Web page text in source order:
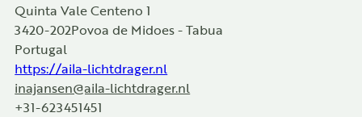
Quinta Vale Centeno 1
3420-202Povoa de Midoes - Tabua
Portugal
https://aila-lichtdrager.nl
inajansen@aila-lichtdrager.nl
+31-623451451